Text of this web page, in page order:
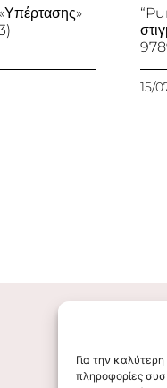
Για την
πληροφορίες
15/